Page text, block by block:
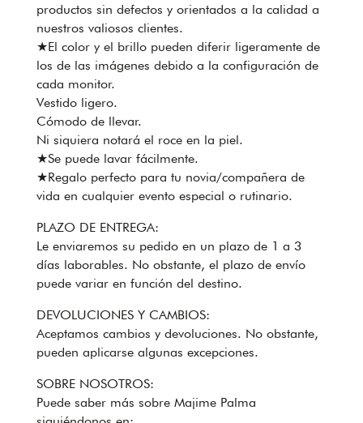
productos sin defectos y orientados a la calidad a
nuestros valiosos clientes.
★El color y el brillo pueden diferir ligeramente de
los de las imágenes debido a la configuración de
cada monitor.
Vestido ligero.
Cómodo de llevar.
Ni siquiera notará el roce en la piel.
★Se puede lavar fácilmente.
★Regalo perfecto para tu novia/compañera de
vida en cualquier evento especial o rutinario.
PLAZO DE ENTREGA:
Le enviaremos su pedido en un plazo de 1 a 3
días laborables. No obstante, el plazo de envío
puede variar en función del destino.
DEVOLUCIONES Y CAMBIOS:
Aceptamos cambios y devoluciones. No obstante,
pueden aplicarse algunas excepciones.
SOBRE NOSOTROS:
Puede saber más sobre Majime Palma